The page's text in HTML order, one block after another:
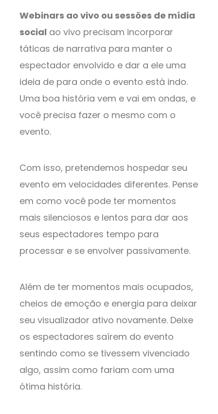
Webinars ao vivo ou sessões de mídia
social ao vivo precisam incorporar
táticas de narrativa para manter o
espectador envolvido e dar a ele uma
ideia de para onde o evento está indo.
Uma boa história vem e vai em ondas, e
você precisa fazer o mesmo com o
evento.
Com isso, pretendemos hospedar seu
evento em velocidades diferentes. Pense
em como você pode ter momentos
mais silenciosos e lentos para dar aos
seus espectadores tempo para
processar e se envolver passivamente.
Além de ter momentos mais ocupados,
cheios de emoção e energia para deixar
seu visualizador ativo novamente. Deixe
os espectadores saírem do evento
sentindo como se tivessem vivenciado
algo, assim como fariam com uma
ótima história.